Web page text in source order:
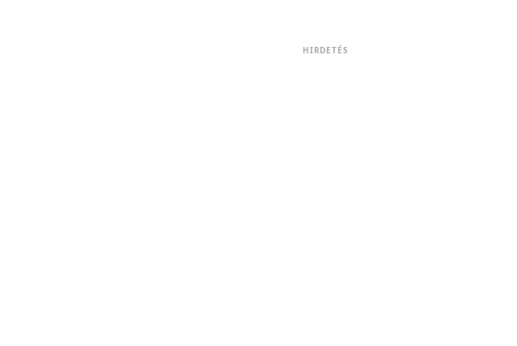
nyomáskülönbség kiegyenlítődik,
HIRDETÉS